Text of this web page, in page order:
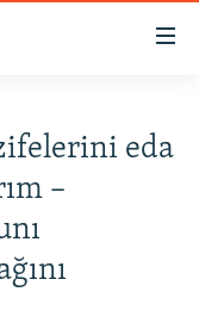
eda
–